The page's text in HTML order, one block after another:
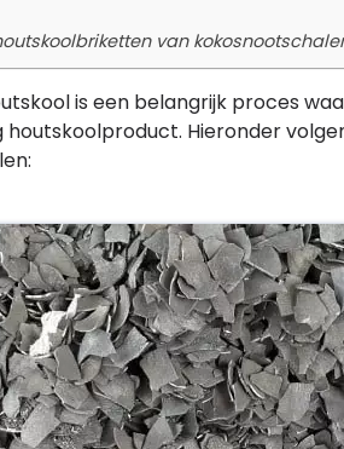
van
is een belangrijk proces
Hieronder